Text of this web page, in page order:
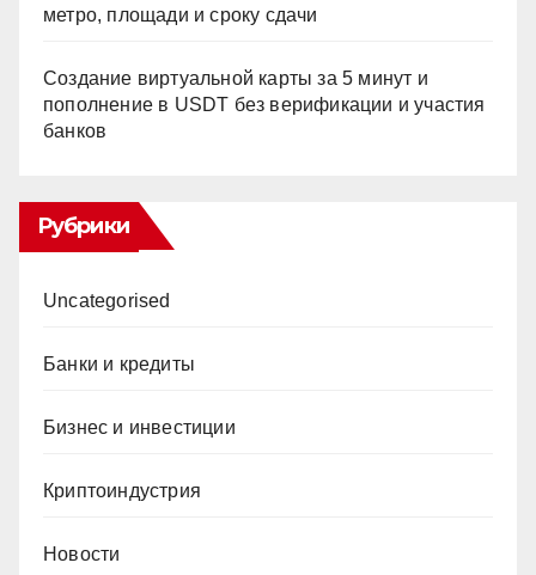
метро, площади и сроку сдачи
Создание виртуальной карты за 5 минут и
пополнение в USDT без верификации и участия
банков
Рубрики
Uncategorised
Банки и кредиты
Бизнес и инвестиции
Криптоиндустрия
Новости